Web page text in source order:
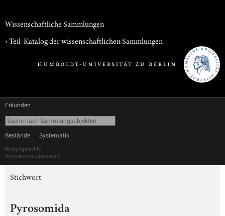
Wissenschaftliche Sammlungen
› Teil-Katalog der wissenschaftlichen Sammlungen
Erkunden
Bestände Systematik
Nutzungsrechte
Anmelden zur Recherche
Stichwort
Pyrosomida